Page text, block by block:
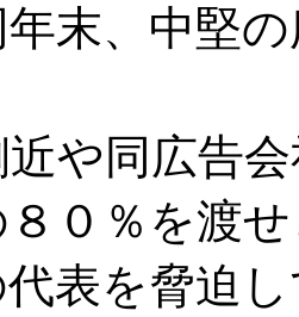
末、中堅
や同広告
０％を渡
表を脅迫